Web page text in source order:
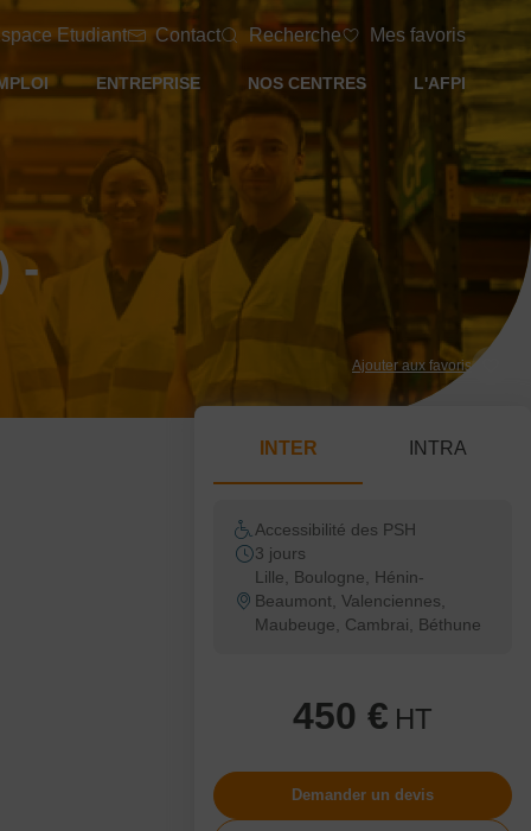
Etudiant Contact Recherche Mes favoris
ENTREPRISE NOS CENTRES L'AFPI
-
Ajouter aux favoris
INTER INTRA
Accessibilité des PSH
3 jours
Lille, Boulogne, Hénin-
Beaumont, Valenciennes,
Maubeuge, Cambrai, Béthune
450 € HT
Demander un devis